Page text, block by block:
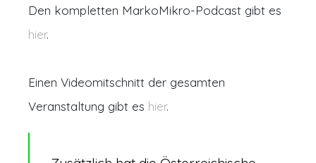
Den kompletten MarkoMikro-Podcast gibt es
hier.
Einen Videomitschnitt der gesamten
Veranstaltung gibt es hier.